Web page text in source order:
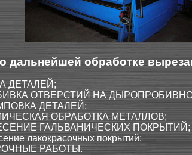
дальнейшей обработке
ДЕТАЛЕЙ;
ОТВЕРСТИЙ НА
ДЕТАЛЕЙ;
ОБРАБОТКА МЕТАЛЛОВ;
ГАЛЬВАНИЧЕСКИХ ПОКРЫТИЙ;
лакокрасочных покрытий;
РАБОТЫ.